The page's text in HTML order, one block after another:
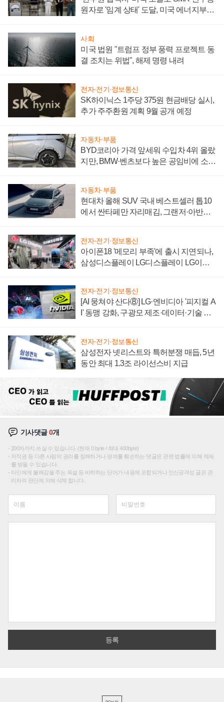
원자로 '임계 상태' 도달, 미국 에너지부
사회
미국 법원 "트럼프 정부 풍력 프로젝트 동
결 조치는 위법", 해제 명령 내려
전자·전기·정보통신
SK하이닉스 1주당 375원 현금배당 실시,
추가 주주환원 계획 9월 공개 예정
자동차·부품
BYD코리아 가격 앞세워 수입차 4위 올랐
지만, BMW·벤츠보다 높은 공임비에 소비
자동차·부품
현대차 올해 SUV 국내 베스트셀러 톱10
에서 싼타페만 자리매김, 그랜저·아반떼
전자·전기·정보통신
아이폰18 '메모리 부족'에 출시 지연되나,
삼성디스플레이 LG디스플레이 LG이노
전자·전기·정보통신
[AI 뭉쳐야 산다⑧] LG·엔비디아 '피지컬 A
I' 동맹 강화, 구광모 제조·데이터·기술 결
전자·전기·정보통신
삼성전자 넷리스트와 특허분쟁 매듭, 5년
동안 최대 1.3조 라이선스비 지급
기사댓글0개
200자까지 쓰실 수 있습니다. (현재 0 byte / 최대 400byte)
저작권 등 다른 사람의 권리를 침해하거나 명예를 훼손하는 댓글은 관련 법률에 의해 제재
를 받을 수 있습니다.
타인에게 불쾌감을 주는 욕설 등 비하하는 단어가 내용에 포함되거나 인신공격성 글은 관
리자의 판단에 의해 삭제 합니다.